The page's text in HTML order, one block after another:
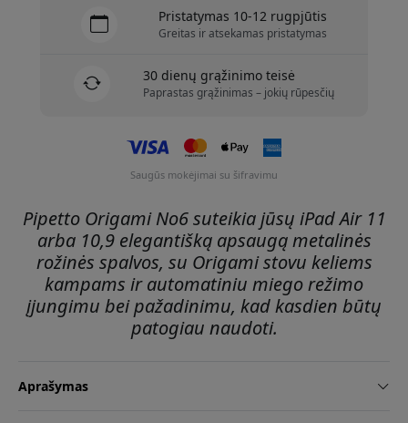
Pristatymas 10-12 rugpjūtis
Greitas ir atsekamas pristatymas
30 dienų grąžinimo teisė
Paprastas grąžinimas – jokių rūpesčių
Saugūs mokėjimai su šifravimu
Pipetto Origami No6 suteikia jūsų iPad Air 11
arba 10,9 elegantišką apsaugą metalinės
rožinės spalvos, su Origami stovu keliems
kampams ir automatiniu miego režimo
įjungimu bei pažadinimu, kad kasdien būtų
patogiau naudoti.
Aprašymas